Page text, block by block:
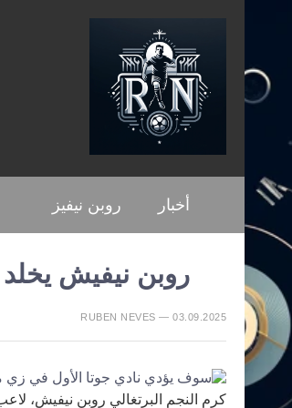
أخبار روبن نيفيز
روبن نيفيش
RUBEN NEVES — 03.09.2025
كرم النجم البرتغالي روبن نيفيش،